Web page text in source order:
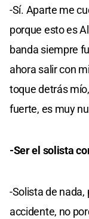
-Sí. Aparte me
porque esto es
banda siempre
ahora salir con
toque detrás
fuerte, es muy
-Ser el solista
-Solista de
accidente, no